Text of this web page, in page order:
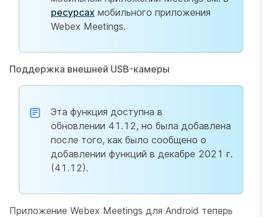
ресурсах мобильного приложения
Webex Meetings.
Поддержка внешней USB-камеры
Эта функция доступна в
обновлении 41.12, но была добавлена
после того, как было сообщено о
добавлении функций в декабре 2021 г.
(41.12).
Приложение Webex Meetings для Android теперь